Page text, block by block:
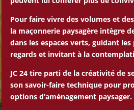
Pour faire vivre des volumes et
la maçonnerie paysagère intègre
dans les espaces verts, guidant
regards et invitant à la
JC 24 tire parti de la créativité de
son savoir-faire technique pour
options d’aménagement paysager.